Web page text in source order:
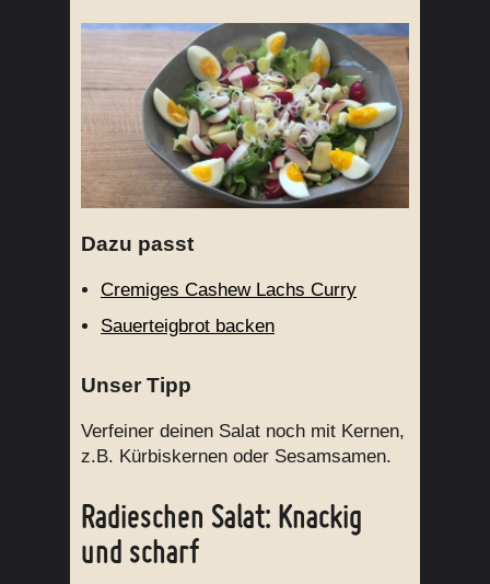
Dazu passt
Cremiges Cashew Lachs Curry
Sauerteigbrot backen
Unser Tipp
Verfeiner deinen Salat noch mit Kernen,
z.B. Kürbiskernen oder Sesamsamen.
Radieschen Salat: Knackig
und scharf